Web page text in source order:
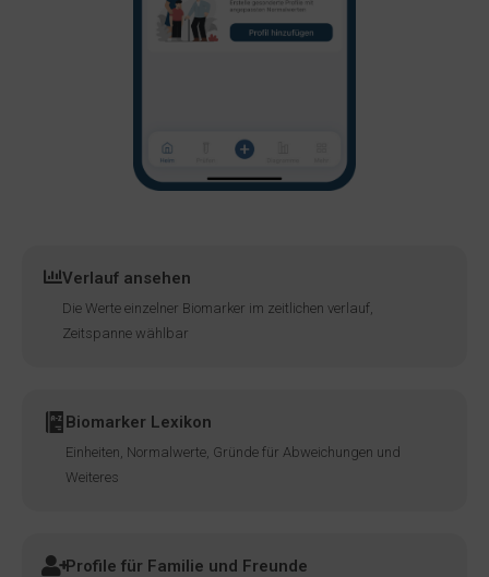
Verlauf ansehen
Die Werte einzelner Biomarker im zeitlichen verlauf,
Zeitspanne wählbar
Biomarker Lexikon
Einheiten, Normalwerte, Gründe für Abweichungen und
Weiteres
Profile für Familie und Freunde